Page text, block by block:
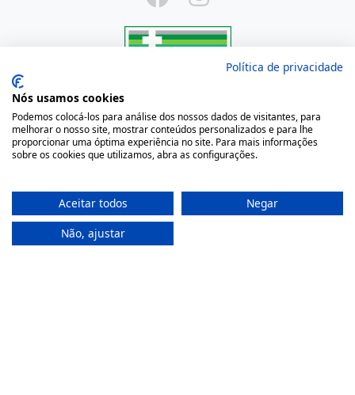
Onde Estamos
Largo São Domingos 42-44
4050-545 Porto
Portugal
(Chamada para rede fixa nacional)
(+351) 912 474 321
(Chamada para rede móvel nacional)
Política de privacidade
Nós usamos cookies
Podemos colocá-los para análise dos nossos dados de visitantes, para
melhorar o nosso site, mostrar conteúdos personalizados e para lhe
proporcionar uma óptima experiência no site. Para mais informações
sobre os cookies que utilizamos, abra as configurações.
Aceitar todos
Negar
Não, ajustar